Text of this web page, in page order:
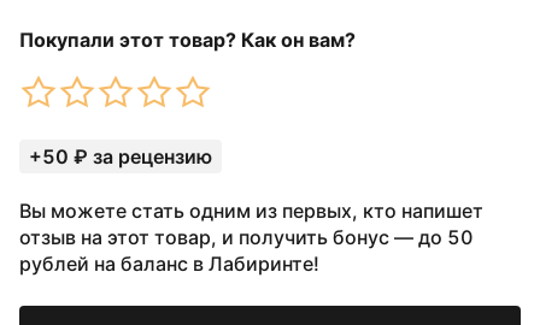
Покупали этот товар? Как он вам?
+50 ₽ за рецензию
Вы можете стать одним из первых, кто напишет
отзыв на этот товар, и получить бонус — до 50
рублей на баланс в Лабиринте!